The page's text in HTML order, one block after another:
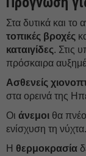
Στα δυτικά και το
τοπικές βροχές
καταιγίδες. Στις
πρόσκαιρα
Ασθενείς
στα ορεινά της
Οι άνεμοι θα
ενίσχυση τη νύχτα.
Η θερμοκρασία